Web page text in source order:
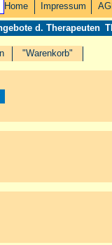
Home Impressum
d. Therapeuten
"Warenkorb"